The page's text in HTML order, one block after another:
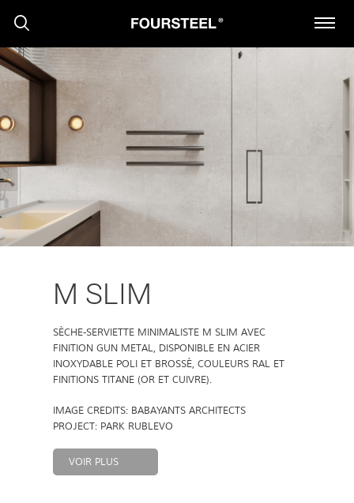
M SLIM
SÈCHE-SERVIETTE MINIMALISTE M SLIM AVEC
FINITION GUN METAL, DISPONIBLE EN ACIER
INOXYDABLE POLI ET BROSSÉ, COULEURS RAL ET
FINITIONS TITANE (OR ET CUIVRE).
IMAGE CREDITS: BABAYANTS ARCHITECTS
PROJECT: PARK RUBLEVO
VOIR PLUS
PRODUITS
PROJETS
PRESS RELEASE
NOUVELLES
À PROPOS
CONTACT